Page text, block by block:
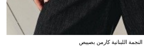
النجمة اللبنانية كارمن بصيبص